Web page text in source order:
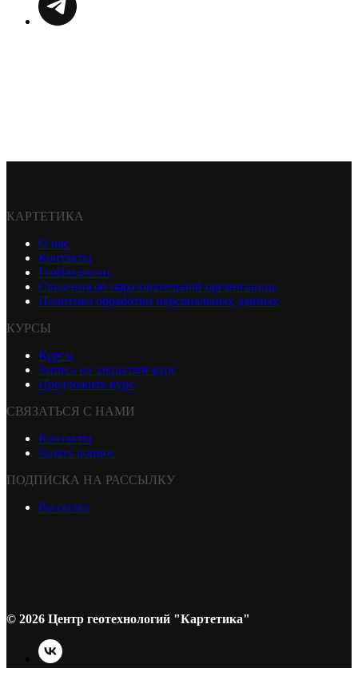
КАРТЕТИКА
О нас
Контакты
ГеоВакансии
Сведения об образовательной организации
Политика обработки персональных данных
КУРСЫ
Курсы
Запись на закрытый курс
Предложить курс
СВЯЗАТЬСЯ С НАМИ
Контакты
Задать вопрос
ПОДПИСКА НА РАССЫЛКУ
Рассылка
© 2026 Центр геотехнологий "Картетика"